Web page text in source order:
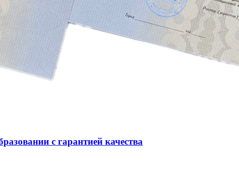
с гарантией качества